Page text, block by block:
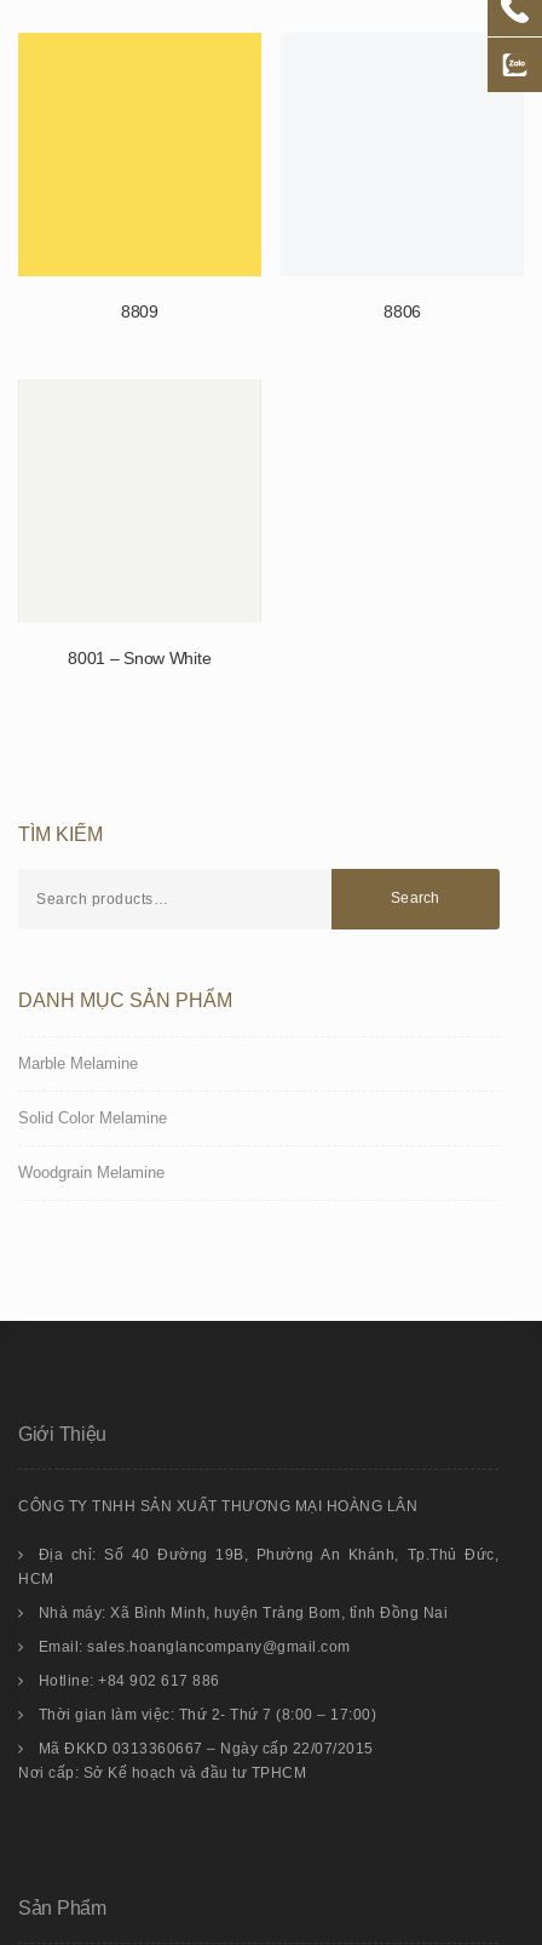
8809 8806
8001 – Snow White
TÌM KIẾM
Search
DANH MỤC SẢN PHẨM
Marble Melamine
Solid Color Melamine
Woodgrain Melamine
Giới Thiệu
CÔNG TY TNHH SẢN XUẤT THƯƠNG MẠI HOÀNG LÂN
Địa chỉ: Số 40 Đường 19B, Phường An Khánh, Tp.Thủ Đức,
HCM
Nhà máy: Xã Bình Minh, huyện Trảng Bom, tỉnh Đồng Nai
Email: sales.hoanglancompany@gmail.com
Hotline: +84 902 617 886
Thời gian làm việc: Thứ 2- Thứ 7 (8:00 – 17:00)
Mã ĐKKD 0313360667 – Ngày cấp 22/07/2015
Nơi cấp: Sở Kế hoạch và đầu tư TPHCM
Sản Phẩm